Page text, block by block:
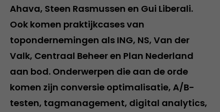
Ahava, Steen Rasmussen en Gui Liberali.
Ook komen praktijkcases van
topondernemingen als ING, NS, Van der
Valk, Centraal Beheer en Plan Nederland
aan bod. Onderwerpen die aan de orde
komen zijn conversie optimalisatie, A/B-
testen, tagmanagement, digital analytics,